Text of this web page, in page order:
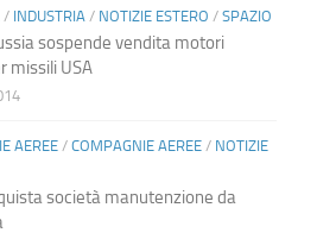
/ INDUSTRIA/ NOTIZIE ESTERO / SPAZIO
sospende vendita motori
missili USA
AEREE/ COMPAGNIE AEREE/ NOTIZIE
società manutenzione da